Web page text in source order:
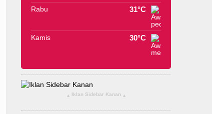
Rabu 31°C
Kamis 30°C
▴ Iklan Sidebar Kanan ▴